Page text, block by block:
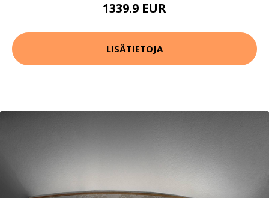
1339.9 EUR
LISÄTIETOJA